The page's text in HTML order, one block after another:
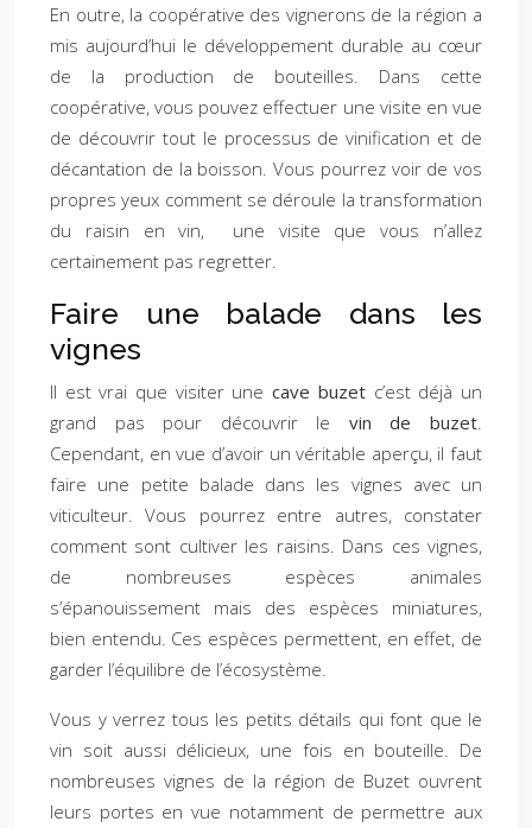
En outre, la coopérative des vignerons de la région a
mis aujourd’hui le développement durable au cœur
de la production de bouteilles. Dans cette
coopérative, vous pouvez effectuer une visite en vue
de découvrir tout le processus de vinification et de
décantation de la boisson. Vous pourrez voir de vos
propres yeux comment se déroule la transformation
du raisin en vin, une visite que vous n’allez
certainement pas regretter.
Faire une balade dans les
vignes
Il est vrai que visiter unecave buzetc’est déjà un
grand pas pour découvrir le vin de buzet.
Cependant, en vue d’avoir un véritable aperçu, il faut
faire une petite balade dans les vignes avec un
viticulteur. Vous pourrez entre autres, constater
comment sont cultiver les raisins. Dans ces vignes,
de nombreuses espèces animales
s’épanouissement mais des espèces miniatures,
bien entendu. Ces espèces permettent, en effet, de
garder l’équilibre de l’écosystème.
Vous y verrez tous les petits détails qui font que le
vin soit aussi délicieux, une fois en bouteille. De
nombreuses vignes de la région de Buzet ouvrent
leurs portes en vue notamment de permettre aux